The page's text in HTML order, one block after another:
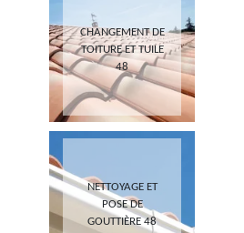
CHANGEMENT DE
TOITURE ET TUILE
48
NETTOYAGE ET
POSE DE
GOUTTIÈRE 48